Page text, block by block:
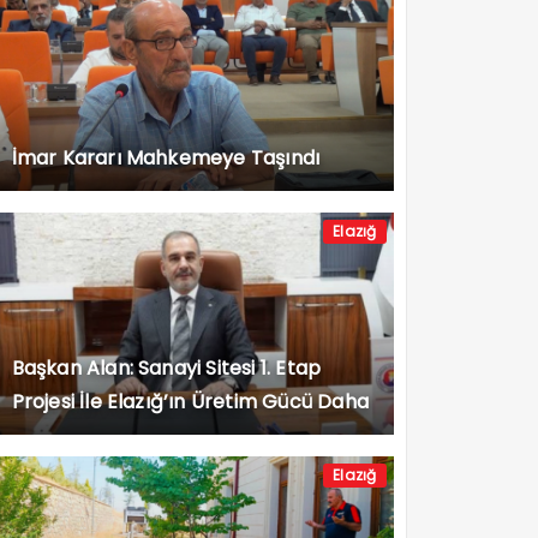
İmar Kararı Mahkemeye Taşındı
Elazığ
Başkan Alan: Sanayi Sitesi 1. Etap
Projesi İle Elazığ’ın Üretim Gücü Daha
da Artacak”
Elazığ